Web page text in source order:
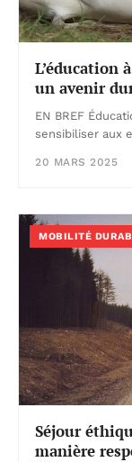
L’éducation
un avenir
EN BREF
sensibiliser aux
20 MARS 2025
MOBILITÉ
Séjour
manière